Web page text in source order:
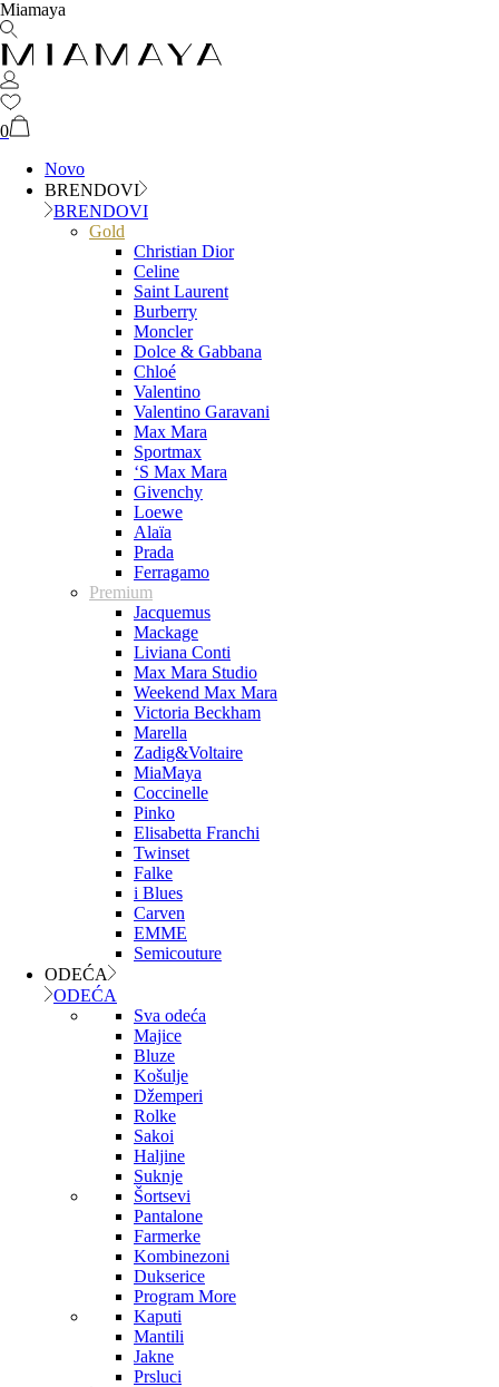
Miamaya
0
Novo
BRENDOVI
BRENDOVI
Gold
Christian Dior
Celine
Saint Laurent
Burberry
Moncler
Dolce & Gabbana
Chloé
Valentino
Valentino Garavani
Max Mara
Sportmax
‘S Max Mara
Givenchy
Loewe
Alaïa
Prada
Ferragamo
Premium
Jacquemus
Mackage
Liviana Conti
Max Mara Studio
Weekend Max Mara
Victoria Beckham
Marella
Zadig&Voltaire
MiaMaya
Coccinelle
Pinko
Elisabetta Franchi
Twinset
Falke
i Blues
Carven
EMME
Semicouture
ODEĆA
ODEĆA
Sva odeća
Majice
Bluze
Košulje
Džemperi
Rolke
Sakoi
Haljine
Suknje
Šortsevi
Pantalone
Farmerke
Kombinezoni
Dukserice
Program More
Kaputi
Mantili
Jakne
Prsluci